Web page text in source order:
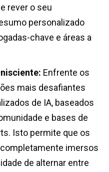
rever o seu
personalizado
chave e áreas a
Enfrente os
mais desafiantes
de IA, baseados
e bases de
Isto permite que os
imersos
de alternar entre